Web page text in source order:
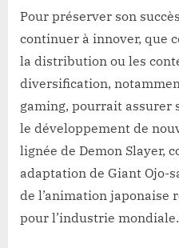
Pour préserver son
continuer à innover, que
la distribution ou les
diversification,
gaming, pourrait assurer
le développement de
lignée de Demon Slayer,
adaptation de Giant Ojo-
de l’animation japonaise
pour l’industrie mondiale.